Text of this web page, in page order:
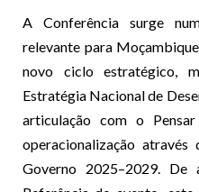
A Conferência surge
relevante para
novo ciclo estratégico,
Estratégia Nacional de
articulação com o
operacionalização
Governo 2025–2029.